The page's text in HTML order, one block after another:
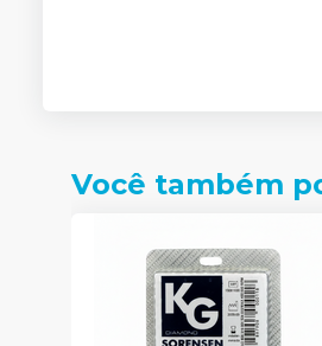
Você também